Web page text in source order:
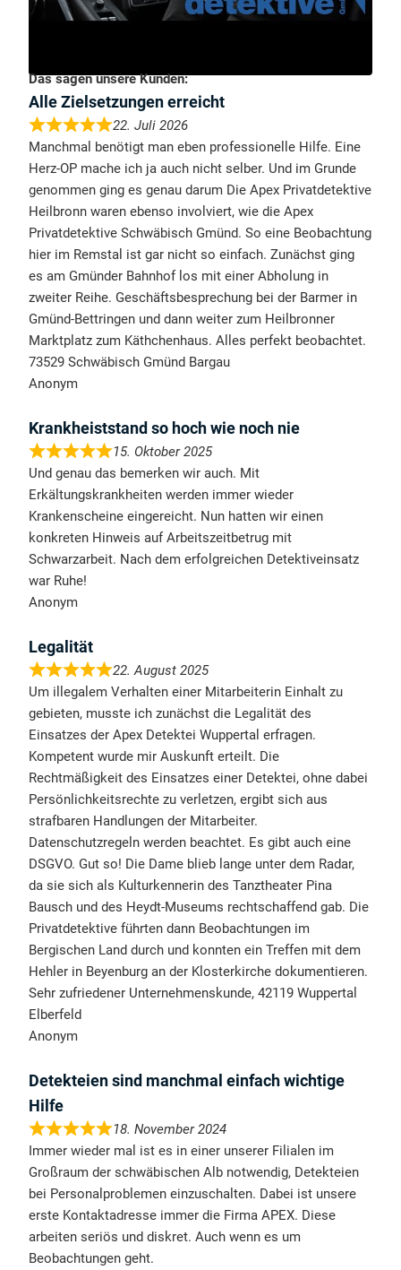
Das sagen unsere Kunden:
Alle Zielsetzungen erreicht
22. Juli 2026
Manchmal benötigt man eben professionelle Hilfe. Eine
Herz-OP mache ich ja auch nicht selber. Und im Grunde
genommen ging es genau darum Die Apex Privatdetektive
Heilbronn waren ebenso involviert, wie die Apex
Privatdetektive Schwäbisch Gmünd. So eine Beobachtung
hier im Remstal ist gar nicht so einfach. Zunächst ging
es am Gmünder Bahnhof los mit einer Abholung in
zweiter Reihe. Geschäftsbesprechung bei der Barmer in
Gmünd-Bettringen und dann weiter zum Heilbronner
Marktplatz zum Käthchenhaus. Alles perfekt beobachtet.
73529 Schwäbisch Gmünd Bargau
Anonym
Krankheiststand so hoch wie noch nie
15. Oktober 2025
Und genau das bemerken wir auch. Mit
Erkältungskrankheiten werden immer wieder
Krankenscheine eingereicht. Nun hatten wir einen
konkreten Hinweis auf Arbeitszeitbetrug mit
Schwarzarbeit. Nach dem erfolgreichen Detektiveinsatz
war Ruhe!
Anonym
Legalität
22. August 2025
Um illegalem Verhalten einer Mitarbeiterin Einhalt zu
gebieten, musste ich zunächst die Legalität des
Einsatzes der Apex Detektei Wuppertal erfragen.
Kompetent wurde mir Auskunft erteilt. Die
Rechtmäßigkeit des Einsatzes einer Detektei, ohne dabei
Persönlichkeitsrechte zu verletzen, ergibt sich aus
strafbaren Handlungen der Mitarbeiter.
Datenschutzregeln werden beachtet. Es gibt auch eine
DSGVO. Gut so! Die Dame blieb lange unter dem Radar,
da sie sich als Kulturkennerin des Tanztheater Pina
Bausch und des Heydt-Museums rechtschaffend gab. Die
Privatdetektive führten dann Beobachtungen im
Bergischen Land durch und konnten ein Treffen mit dem
Hehler in Beyenburg an der Klosterkirche dokumentieren.
Sehr zufriedener Unternehmenskunde, 42119 Wuppertal
Elberfeld
Anonym
Detekteien sind manchmal einfach wichtige
Hilfe
18. November 2024
Immer wieder mal ist es in einer unserer Filialen im
Großraum der schwäbischen Alb notwendig, Detekteien
bei Personalproblemen einzuschalten. Dabei ist unsere
erste Kontaktadresse immer die Firma APEX. Diese
arbeiten seriös und diskret. Auch wenn es um
Beobachtungen geht.